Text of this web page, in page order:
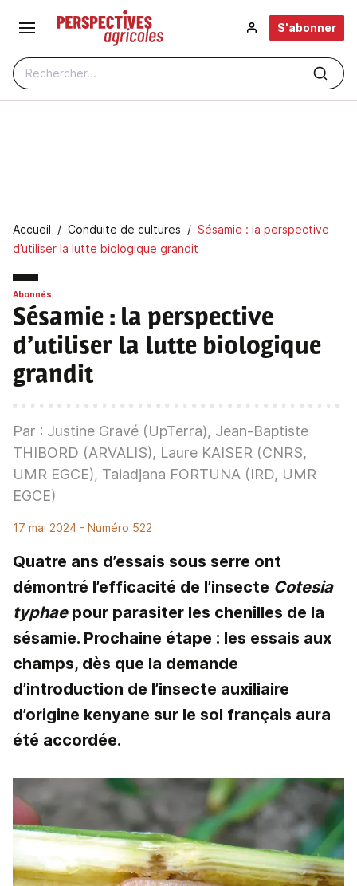
Aller au contenu principal
Rechercher...
S'abonner
Fil d'Ariane
Accueil Conduite de cultures
Sésamie : la perspective
d’utiliser la lutte biologique grandit
Abonnés
Sésamie : la perspective
d’utiliser la lutte biologique
grandit
Par : Justine Gravé (UpTerra), Jean-Baptiste
THIBORD (ARVALIS), Laure KAISER (CNRS,
UMR EGCE), Taiadjana FORTUNA (IRD, UMR
EGCE)
17 mai 2024 - Numéro 522
Quatre ans d’essais sous serre ont
démontré l’efficacité de l’insecte Cotesia
typhaepour parasiter les chenilles de la
sésamie. Prochaine étape : les essais aux
champs, dès que la demande
d’introduction de l’insecte auxiliaire
d’origine kenyane sur le sol français aura
été accordée.